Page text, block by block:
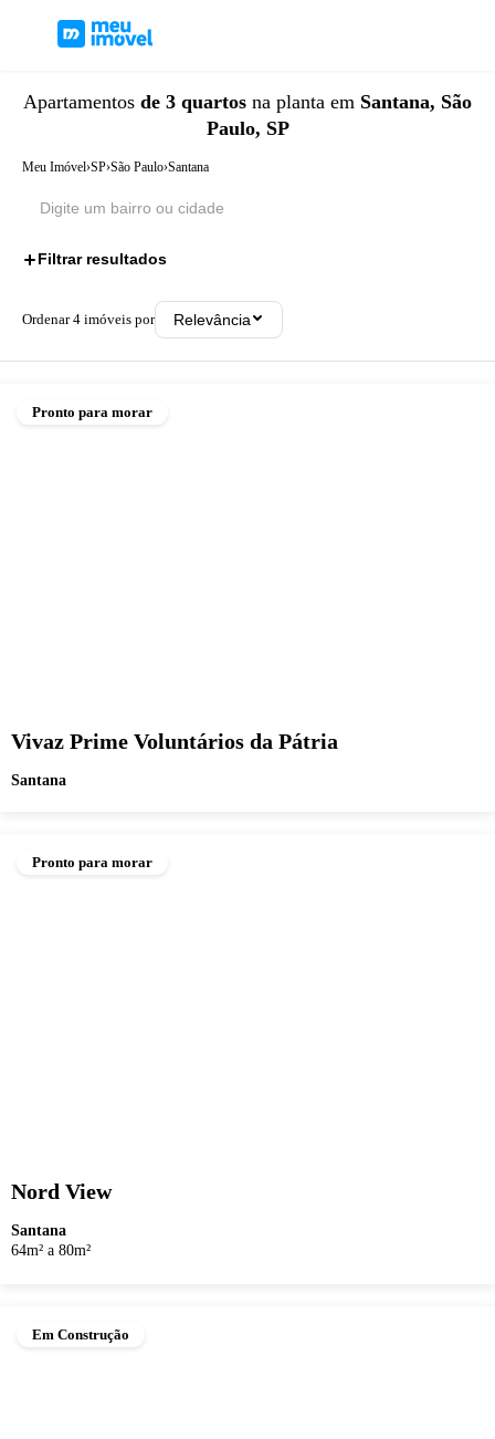
Apartamentos de 3 quartos na planta em Santana, São
Paulo, SP
Meu Imóvel›SP›São Paulo›Santana
Filtrar resultados
Ordenar4 imóveis por Relevância
Pronto para morar
Vivaz Prime Voluntários da Pátria
Santana
Pronto para morar
Nord View
Santana
64m² a 80m²
Em Construção